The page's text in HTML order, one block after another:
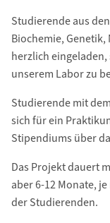
Studierende aus
Biochemie,
herzlich
unserem Labor zu
Studierende mit
sich für ein
Stipendiums über
Das Projekt dauert
aber 6-12 Monate,
der Studierenden.